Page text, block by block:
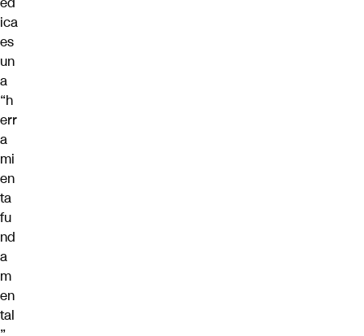
ica
es
un
a
“h
err
a
mi
en
ta
fu
nd
a
m
en
tal